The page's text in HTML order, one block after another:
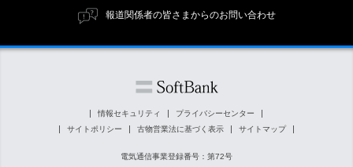
株式と社債について
マテリアリティ（重要課題）
ESGの主な取り組み
外部評価・イニシアチブ
障がい者採用
報道関係者の皆さまからのお問い合わせ
情報セキュリティ
プライバシーセンター
サイトポリシー
古物営業法に基づく表示 サイトマップ
電気通信事業登録番号：第72号